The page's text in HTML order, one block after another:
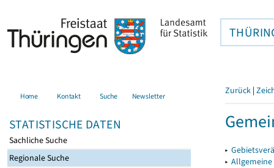
Home Kontakt Suche Newsletter
STATISTISCHE DATEN
Sachliche Suche
Regionale Suche
Zurück |
▸
▸